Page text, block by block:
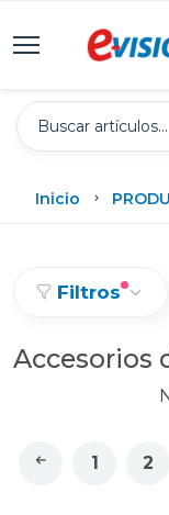
Inicio
Filtros
Accesorios
1 2